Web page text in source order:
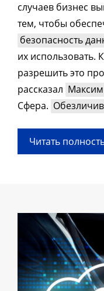
случаев бизнес
тем, чтобы
безопасность
их
разрешить это
рассказал
Сфера.
Читать